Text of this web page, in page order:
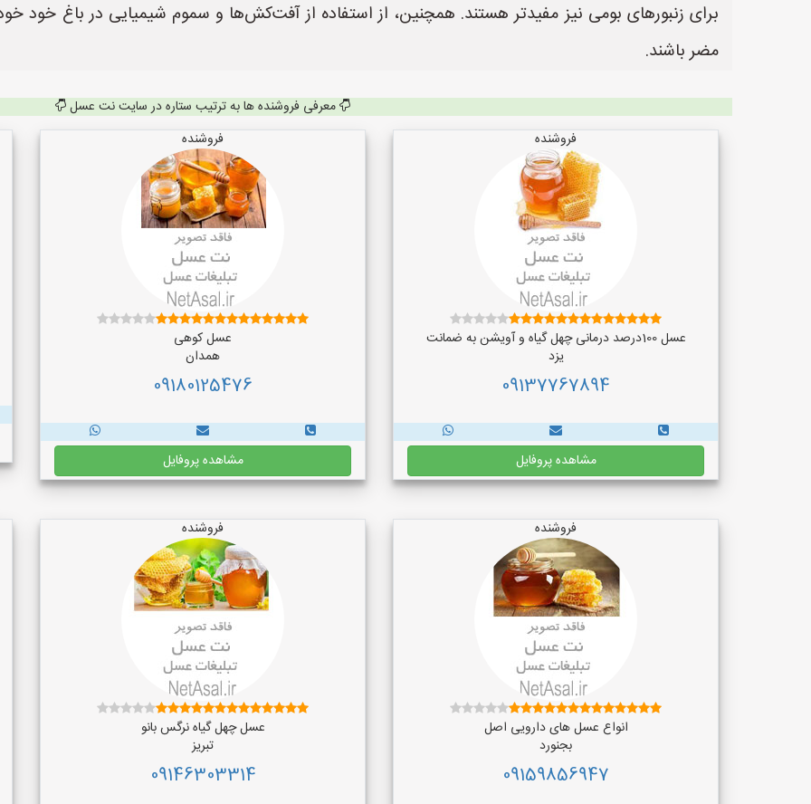
برای زنبورهای بومی نیز مفیدتر هستند. همچنین، از استفاده از آفت‌کش‌ها و سموم شیمیایی در باغ خود
مضر باشند.
معرفی فروشنده ها به ترتیب ستاره در سایت نت عسل
فروشنده
عسل 100درصد درمانی چهل گیاه و آویشن به ضمانت
یزد
09137767894
مشاهده پروفایل
فروشنده
عسل کوهی
همدان
09180125476
مشاهده پروفایل
فروشنده
انواع عسل های دارویی اصل
بجنورد
09159856947
فروشنده
عسل چهل گیاه نرگس بانو
تبریز
09146303314